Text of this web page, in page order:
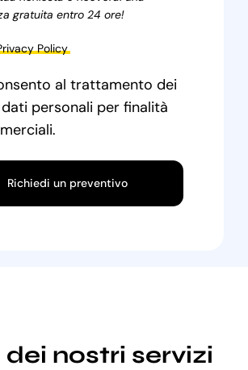
gratuita entro 24 ore!
Policy
al trattamento dei
personali per finalità
Richiedi un preventivo
nostri servizi